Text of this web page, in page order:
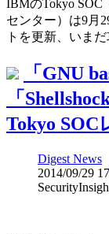
IBMのTokyo
センター）は9月
トを更新、いま
「GNU
「
Tokyo SOC
Digest News
2014/09/29